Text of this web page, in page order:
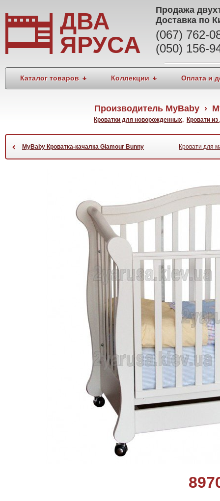
ДВА
ЯРУСА
Продажа
Доставка по
(067) 762-
(050) 156-
Каталог товаров Коллекции Оплата и
Производитель MyBaby ›
Кроватки для новорожденных, Кровати
‹ MyBaby Кроватка-качалка Glamour Bunny Кровати для